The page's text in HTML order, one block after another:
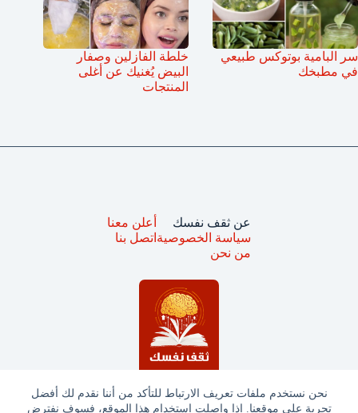
نحن نستخدم ملفات تعريف الارتباط للتأكد من أننا نقدم لك أفضل
تجربة على موقعنا. إذا واصلت استخدام هذا الموقع، فسوف نفترض
سر البامية بوتوكس طبيعي
في مطبخك
خلطة الفازلين وصفار
البيض يُغنيك عن أغلى
المنتجات
عن ثقف نفسك
سياسة الخصوصية
من نحن
أعلن معنا
اتصل بنا